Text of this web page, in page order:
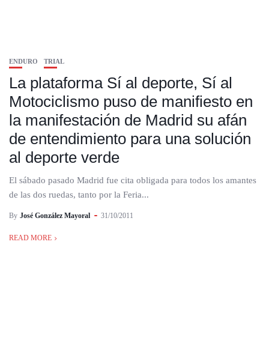
ENDURO TRIAL
La plataforma Sí al deporte, Sí al
Motociclismo puso de manifiesto en
la manifestación de Madrid su afán
de entendimiento para una solución
al deporte verde
El sábado pasado Madrid fue cita obligada para todos los amantes
de las dos ruedas, tanto por la Feria...
By José González Mayoral 31/10/2011
READ MORE